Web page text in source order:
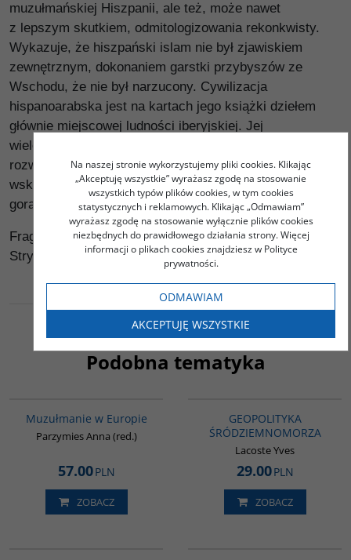
muzułmańskiej Hiszpanii, ale też, może nawet
z lepszym skutkiem, odmitologizowania rekonkwisty.
Wykazuje, że hiszpański islam nie był zjawiskiem
zewnętrznym, dokonaniem garstki przybyszów ze
Wschodu, że nie był narzucony. Cywilizacja
hispanoarabska jest na kartach jego książki dziełem
głównie miejscowej ludności iberyjskiej. Jej
wielokulturowość, wielojęzyczność, wzmacniające
rozwój, a nie mu szkodzące, uznać można za
wskazówkę dla trawionego tożsamościowymi
gorączkami współczesnego świata.
Fragment „Słowa od Tłumacza” autorstwa Radosława
Stryjewskiego
Podobna tematyka
Muzułmanie w Europie
Parzymies Anna (red.)
57.00PLN
ZOBACZ
GEOPOLITYKA
ŚRÓDZIEMNOMORZA
Lacoste Yves
29.00PLN
ZOBACZ
Na naszej stronie wykorzystujemy pliki cookies. Klikając
„Akceptuję wszystkie” wyrażasz zgodę na stosowanie
wszystkich typów plików cookies, w tym cookies
statystycznych i reklamowych. Klikając „Odmawiam”
wyrażasz zgodę na stosowanie wyłącznie plików cookies
niezbędnych do prawidłowego działania strony. Więcej
informacji o plikach cookies znajdziesz w Polityce
prywatności.
ODMAWIAM
AKCEPTUJĘ WSZYSTKIE